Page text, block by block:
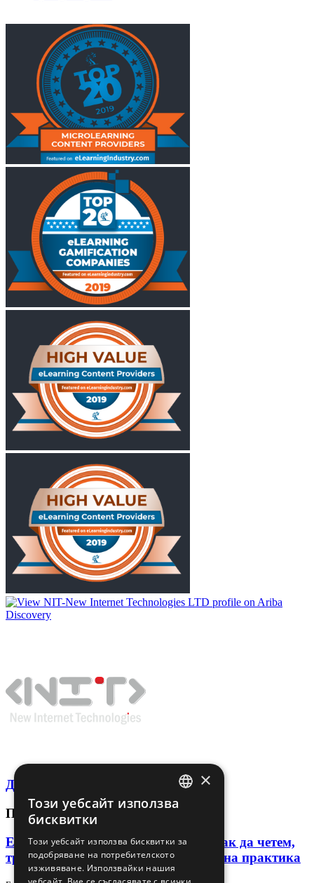
Декларация за поверителност
ПОСЛЕДНИ СТАТИИ
Език на тялото в лидера и екипа: как да четем,
тренираме и използваме сигналите на практика
BULGARIAN
×
Този уебсайт използва
бисквитки
Този уебсайт използва бисквитки за
подобряване на потребителското
изживяване. Използвайки нашия